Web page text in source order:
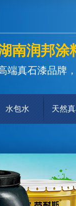
南润邦涂
端真石漆品牌
水包水 天然